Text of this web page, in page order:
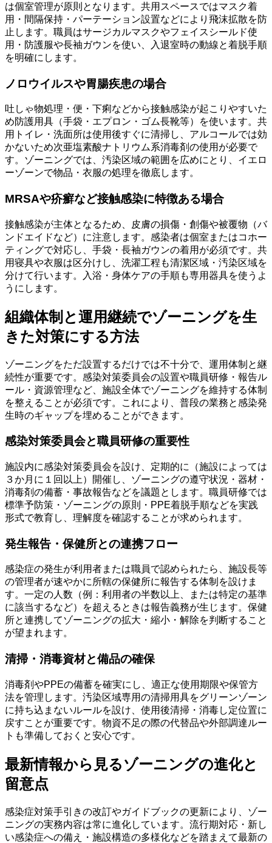
は個室管理が原則となります。共用スペースではマスク着
用・間隔保持・パーテーション設置などにより飛沫拡散を防
止します。職員はサージカルマスクやフェイスシールド使
用・防護服や長袖ガウンを使い、入退室時の動線と着脱手順
を明確にします。
ノロウイルスや胃腸疾患の場合
吐しゃ物処理・便・下痢などから接触感染が起こりやすいた
め防護用具（手袋・エプロン・ゴム長靴等）を使います。共
用トイレ・洗面所は使用後すぐに清掃し、アルコールでは効
かないため次亜塩素酸ナトリウム系消毒剤の使用が必要で
す。ゾーニングでは、汚染区域の範囲を広めにとり、イエロ
ーゾーンで物品・衣服の処理を徹底します。
MRSAや疥癬など接触感染に特徴ある場合
接触感染が主体となるため、皮膚の損傷・創傷や被覆物（バ
ンドエイドなど）に注意します。感染者は個室またはコホー
ティングで対応し、手袋・長袖ガウンの着用が必須です。共
用寝具や衣服は区分けし、洗濯工程も清潔区域・汚染区域を
分けて行います。入浴・身体ケアの手順も専用器具を使うよ
うにします。
組織体制と運用継続でゾーニングを生
きた対策にする方法
ゾーニングをただ設置するだけでは不十分で、運用体制と継
続性が重要です。感染対策委員会の設置や職員研修・報告ル
ール・資源管理など、施設全体でゾーニングを維持する体制
を整えることが必須です。これにより、普段の業務と感染発
生時のギャップを埋めることができます。
感染対策委員会と職員研修の重要性
施設内に感染対策委員会を設け、定期的に（施設によっては
３か月に１回以上）開催し、ゾーニングの遵守状況・器材・
消毒剤の備蓄・事故報告などを議題とします。職員研修では
標準予防策・ゾーニングの原則・PPE着脱手順などを実践
形式で教育し、理解度を確認することが求められます。
発生報告・保健所との連携フロー
感染症の発生が利用者または職員で認められたら、施設長等
の管理者が速やかに所轄の保健所に報告する体制を設けま
す。一定の人数（例：利用者の半数以上、または特定の基準
に該当するなど）を超えるときは報告義務が生じます。保健
所と連携してゾーニングの拡大・縮小・解除を判断すること
が望まれます。
清掃・消毒資材と備品の確保
消毒剤やPPEの備蓄を確実にし、適正な使用期限や保管方
法を管理します。汚染区域専用の清掃用具をグリーンゾーン
に持ち込まないルールを設け、使用後清掃・消毒し定位置に
戻すことが重要です。物資不足の際の代替品や外部調達ルー
トも準備しておくと安心です。
最新情報から見るゾーニングの進化と
留意点
感染症対策手引きの改訂やガイドブックの更新により、ゾー
ニングの実務内容は常に進化しています。流行期対応・新し
い感染症への備え・施設構造の多様化などを踏まえて最新の